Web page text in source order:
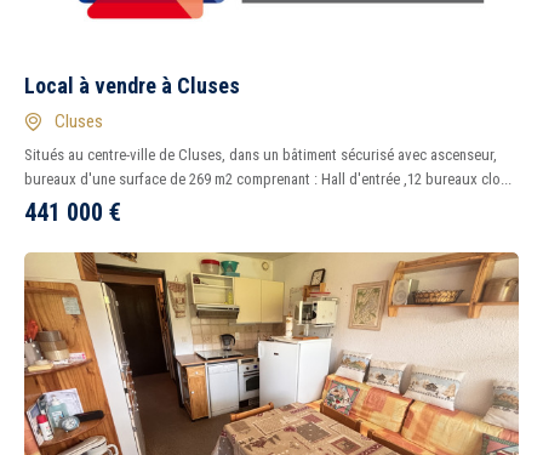
Local à vendre à Cluses
Cluses
Situés au centre-ville de Cluses, dans un bâtiment sécurisé avec ascenseur,
bureaux d'une surface de 269 m2 comprenant : Hall d'entrée ,12 bureaux clo...
441 000 €